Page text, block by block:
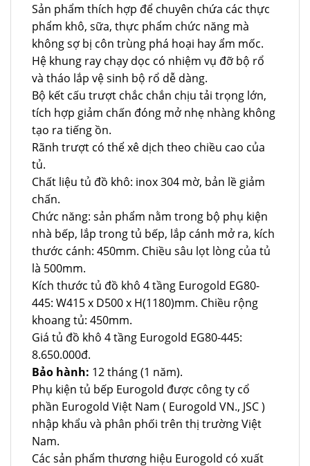
Sản phẩm thích hợp để chuyên chứa các thực
phẩm khô, sữa, thực phẩm chức năng mà
không sợ bị côn trùng phá hoại hay ẩm mốc.
Hệ khung ray chạy dọc có nhiệm vụ đỡ bộ rổ
và tháo lắp vệ sinh bộ rổ dễ dàng.
Bộ kết cấu trượt chắc chắn chịu tải trọng lớn,
tích hợp giảm chấn đóng mở nhẹ nhàng không
tạo ra tiếng ồn.
Rãnh trượt có thể xê dịch theo chiều cao của
tủ.
Chất liệu tủ đồ khô: inox 304 mờ, bản lề giảm
chấn.
Chức năng: sản phẩm nằm trong bộ phụ kiện
nhà bếp, lắp trong tủ bếp, lắp cánh mở ra, kích
thước cánh: 450mm. Chiều sâu lọt lòng của tủ
là 500mm.
Kích thước tủ đồ khô 4 tầng Eurogold EG80-
445: W415 x D500 x H(1180)mm. Chiều rộng
khoang tủ: 450mm.
Giá tủ đồ khô 4 tầng Eurogold EG80-445:
8.650.000đ.
Bảo hành: 12 tháng (1 năm).
Phụ kiện tủ bếp Eurogold được công ty cổ
phần Eurogold Việt Nam ( Eurogold VN., JSC )
nhập khẩu và phân phối trên thị trường Việt
Nam.
Các sản phẩm thương hiệu Eurogold có xuất